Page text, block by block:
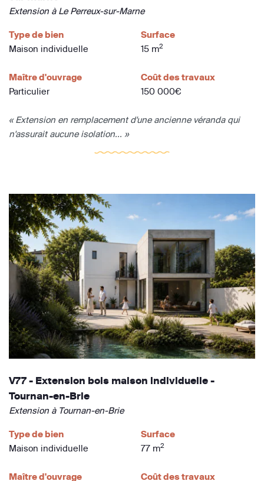
Extension à Le Perreux-sur-Marne
Type de bien
Maison individuelle
Surface
15 m2
Maître d'ouvrage
Particulier
Coût des travaux
150 000€
« Extension en remplacement d'une ancienne véranda qui
n'assurait aucune isolation... »
V77 - Extension bois maison individuelle -
Tournan-en-Brie
Extension à Tournan-en-Brie
Type de bien
Maison individuelle
Surface
77 m2
Maître d'ouvrage
Coût des travaux